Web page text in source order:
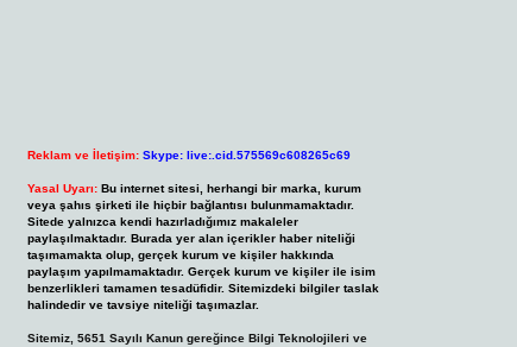
Reklam ve İletişim: Skype: live:.cid.575569c608265c69
Yasal Uyarı: Bu internet sitesi, herhangi bir marka, kurum
veya şahıs şirketi ile hiçbir bağlantısı bulunmamaktadır.
Sitede yalnızca kendi hazırladığımız makaleler
paylaşılmaktadır. Burada yer alan içerikler haber niteliği
taşımamakta olup, gerçek kurum ve kişiler hakkında
paylaşım yapılmamaktadır. Gerçek kurum ve kişiler ile isim
benzerlikleri tamamen tesadüfidir. Sitemizdeki bilgiler taslak
halindedir ve tavsiye niteliği taşımazlar.
Sitemiz, 5651 Sayılı Kanun gereğince Bilgi Teknolojileri ve